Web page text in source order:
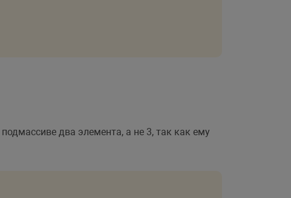
два элемента, а не 3, так как ему